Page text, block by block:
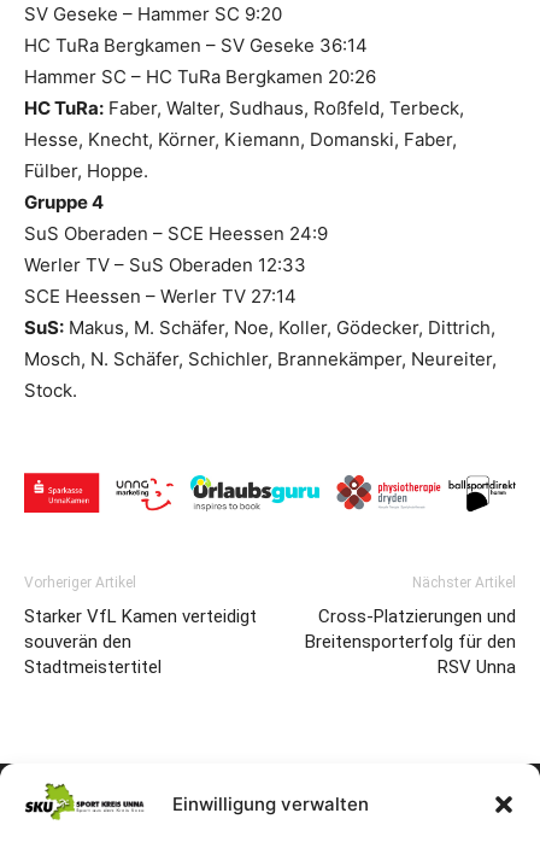
Einwilligung verwalten
SV Geseke – Hammer SC 9:20
HC TuRa Bergkamen – SV Geseke 36:14
Hammer SC – HC TuRa Bergkamen 20:26
HC TuRa: Faber, Walter, Sudhaus, Roßfeld, Terbeck,
Hesse, Knecht, Körner, Kiemann, Domanski, Faber,
Fülber, Hoppe.
Gruppe 4
SuS Oberaden – SCE Heessen 24:9
Werler TV – SuS Oberaden 12:33
SCE Heessen – Werler TV 27:14
SuS: Makus, M. Schäfer, Noe, Koller, Gödecker, Dittrich,
Mosch, N. Schäfer, Schichler, Brannekämper, Neureiter,
Stock.
Vorheriger Artikel
Starker VfL Kamen verteidigt
souverän den
Stadtmeistertitel
Nächster Artikel
Cross-Platzierungen und
Breitensporterfolg für den
RSV Unna